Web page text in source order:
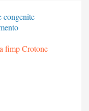
congenite
fimp Crotone